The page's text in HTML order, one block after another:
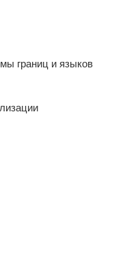
границ и языков